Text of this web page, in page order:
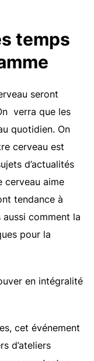
temps
seront
verra que les
quotidien. On
cerveau est
d’actualités
cerveau aime
tendance à
aussi comment la
pour la
en intégralité
cet événement
d’ateliers